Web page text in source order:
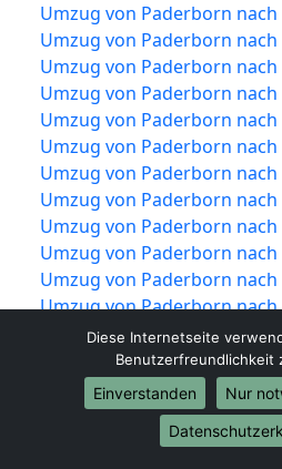
Umzug von Paderborn
Umzug von Paderborn
Umzug von Paderborn
Umzug von Paderborn
Umzug von Paderborn
Umzug von Paderborn
Umzug von Paderborn
Umzug von Paderborn nach
Umzug von Paderborn
Umzug von Paderborn
Umzug von Paderborn nach
Umzug von Paderborn nach
Umzug von Paderborn
Umzug von Paderborn nach
Umzug von Paderborn
Umzug von Paderborn
Umzug von Paderborn
Diese Internetseite
Benutzerfreundlichkeit
Einverstanden
Nur